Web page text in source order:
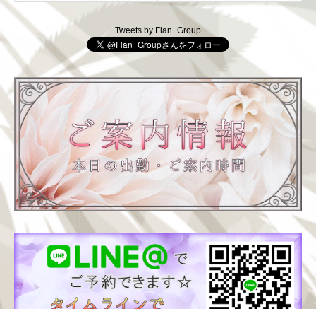
Tweets by Flan_Group